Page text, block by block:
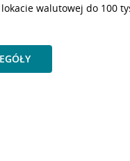
walutowej do 100